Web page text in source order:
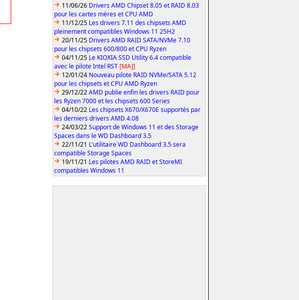
11/06/26 Drivers AMD Chipset 8.05 et RAID 8.03
pour les cartes mères et CPU AMD
11/12/25 Les drivers 7.11 des chipsets AMD
pleinement compatibles Windows 11 25H2
20/11/25 Drivers AMD RAID SATA/NVMe 7.10
pour les chipsets 600/800 et CPU Ryzen
04/11/25 Le KIOXIA SSD Utility 6.4 compatible
avec le pilote Intel RST [MAJ]
12/01/24 Nouveau pilote RAID NVMe/SATA 5.12
pour les chipsets et CPU AMD Ryzen
29/12/22AMD publie enfin les drivers RAID pour
les Ryzen 7000 et les chipsets 600 Series
04/10/22 Les chipsets X670/X670E supportés par
les derniers drivers AMD 4.08
24/03/22Support de Windows 11 et des Storage
Spaces dans le WD Dashboard 3.5
22/11/21 L'utilitaire WD Dashboard 3.5 sera
compatible Storage Spaces
19/11/21 Les pilotes AMD RAID et StoreMI
compatibles Windows 11